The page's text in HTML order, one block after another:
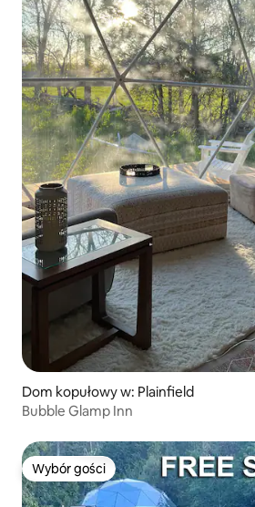
Dom kopułowy w: Plainfield
Bubble Glamp Inn
Wybór gości
Wybór gości